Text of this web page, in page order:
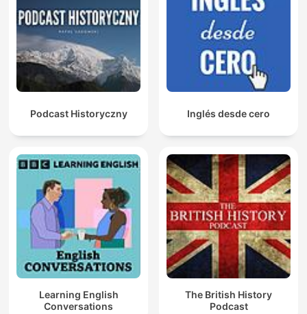
Podcast Historyczny Inglés desde cero
Learning English
Conversations
The British History
Podcast